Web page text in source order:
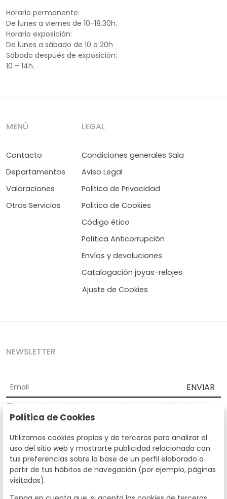
Horario permanente:
De lunes a viernes de 10-18.30h.
Horario exposición:
De lunes a sábado de 10 a 20h
Sábado después de exposición:
10 – 14h.
MENÚ
Contacto
Departamentos
Valoraciones
Otros Servicios
LEGAL
Condiciones generales Sala
Aviso Legal
Politica de Privacidad
Politica de Cookies
Código ético
Política Anticorrupción
Envíos y devoluciones
Catalogación joyas-relojes
Ajuste de Cookies
NEWSLETTER
ENVIAR
Acepto los Términos y Condiciones
Política de
privacidad
Según la LOPD y disposiciones de desarrollo, informamos que sus
datos personales serán tratados por parte de Subastas Segre con la
finalidad de gestionar la relación comercial. Puede ejercitar los
derechos de acceso, rectificación, cancelación, oposición y demás
derechos en los términos establecidos en la normativa vigente
dirigiéndote a nosotros. Asimismo, nos puede solicitar el envío de
Política de Cookies
Utilizamos cookies propias y de terceros para analizar el
uso del sitio web y mostrarte publicidad relacionada con
tus preferencias sobre la base de un perfil elaborado a
partir de tus hábitos de navegación (por ejemplo, páginas
visitadas).